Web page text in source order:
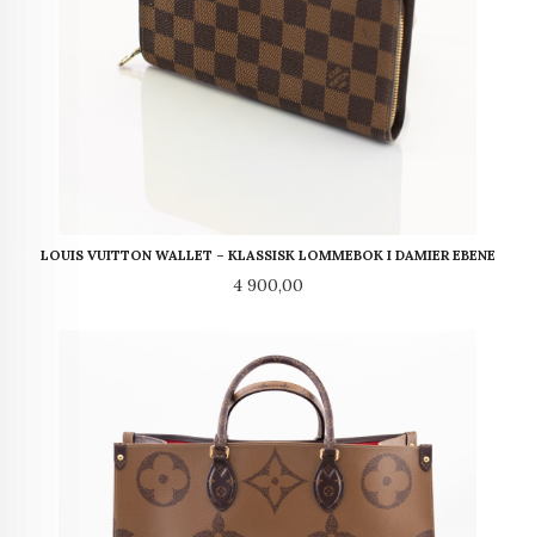
LOUIS VUITTON WALLET – KLASSISK LOMMEBOK I DAMIER EBENE
Pris
4 900,00